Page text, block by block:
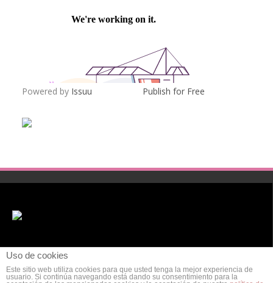
Powered by Issuu Publish for Free
Uso de cookies
Este sitio web utiliza cookies para que usted tenga la mejor experiencia de
usuario. Si continúa navegando está dando su consentimiento para la